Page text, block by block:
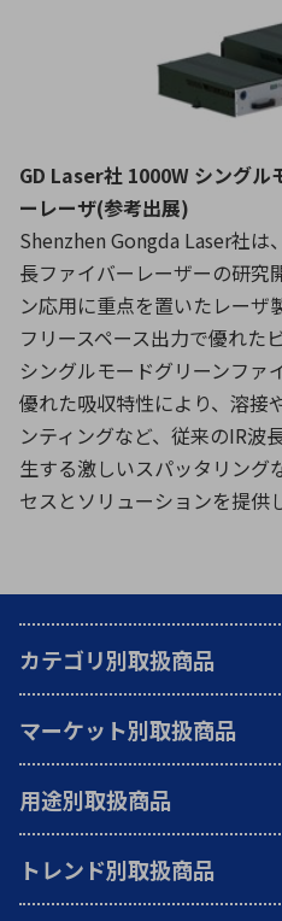
GD Laser社 1000W シングル
ーレーザ(参考出展)
Shenzhen Gongda Laser社
長ファイバーレーザーの研究
ン応用に重点を置いたレーザ
フリースペース出力で優れた
シングルモードグリーンファ
優れた吸収特性により、溶接
ンティングなど、従来のIR波
生する激しいスパッタリング
セスとソリューションを提供
カテゴリ別取扱商品
マーケット別取扱商品
用途別取扱商品
トレンド別取扱商品